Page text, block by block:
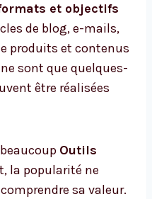
et objectifs
de blog, e-mails,
produits et contenus
sont que quelques-
être réalisées
Outils
la popularité ne
sa valeur.